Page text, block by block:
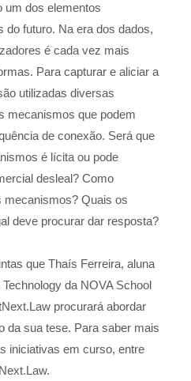
um dos elementos
do futuro. Na era dos dados,
é cada vez mais
Para capturar e aliciar a
utilizadas diversas
mecanismos que podem
de conexão. Será que
é lícita ou pode
desleal? Como
mecanismos? Quais os
deve procurar dar resposta?
que Thaís Ferreira, aluna
da NOVA School
procurará abordar
da sua tese. Para saber mais
iniciativas em curso, entre